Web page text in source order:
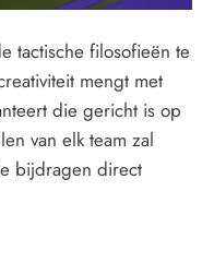
tactische filosofieën te
mengt met
die gericht is op
van elk team zal
bijdragen direct